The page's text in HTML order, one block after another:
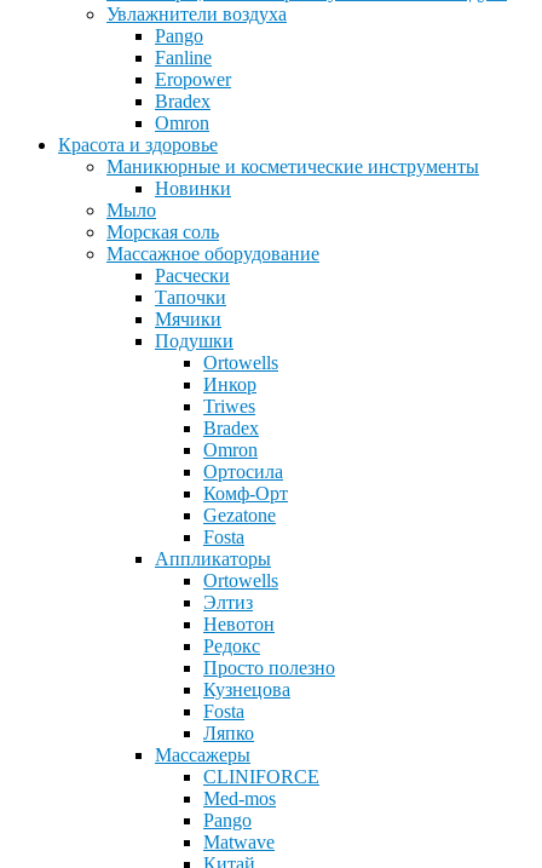
Увлажнители воздуха
Pango
Fanline
Eropower
Bradex
Omron
Красота и здоровье
Маникюрные и косметические инструменты
Новинки
Мыло
Морская соль
Массажное оборудование
Расчески
Тапочки
Мячики
Подушки
Ortowells
Инкор
Triwes
Bradex
Omron
Ортосила
Комф-Орт
Gezatone
Fosta
Аппликаторы
Ortowells
Элтиз
Невотон
Редокс
Просто полезно
Кузнецова
Fosta
Ляпко
Массажеры
CLINIFORCE
Med-mos
Pango
Matwave
Китай